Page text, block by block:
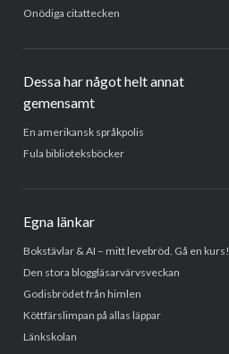
Onödiga citattecken
Dessa har något helt annat
gemensamt
En amerikansk språkpolis
Fula biblioteksböcker
Egna länkar
Bokstävlar & AI – mitt levebröd. Gå en kurs!
Den stora bloggläsarvärvsveckan
Godisbrödet från himlen
Köttfärslimpan på allas läppar
Länkskolan